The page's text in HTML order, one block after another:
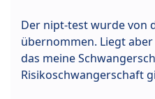
Der nipt-test wurde von
übernommen. Liegt
das meine
Risikoschwangerschaft